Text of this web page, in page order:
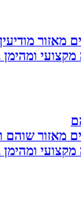
מודיעין
ומהימן
שוהם
ומהימן